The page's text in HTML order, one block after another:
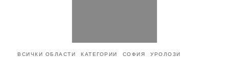
ВСИЧКИ ОБЛАСТИ КАТЕГОРИИ СОФИЯ УРОЛОЗИ